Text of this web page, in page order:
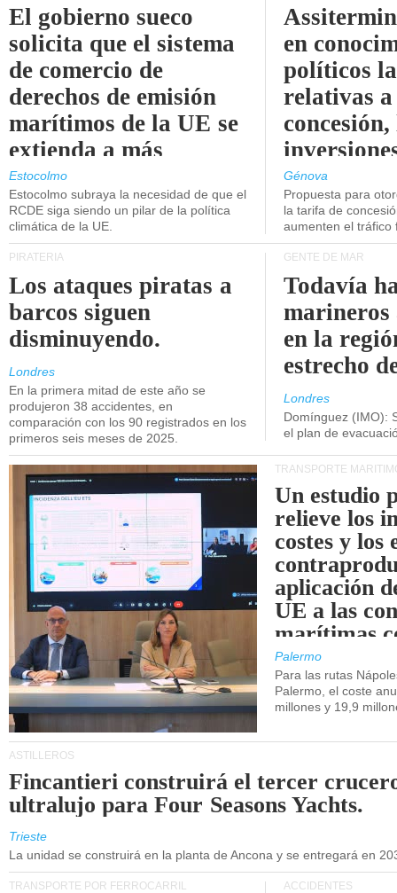
El gobierno sueco
solicita que el sistema
de comercio de
derechos de emisión
marítimos de la UE se
extienda a más
buques.
Estocolmo
Estocolmo subraya la necesidad de que el
RCDE siga siendo un pilar de la política
climática de la UE.
en
políticos
relativas a
concesión,
Génova
Propuesta para
la tarifa de
aumenten el tráfico
PIRATERÍA
Los ataques piratas a
barcos siguen
disminuyendo.
Londres
En la primera mitad de este año se
produjeron 38 accidentes, en
comparación con los 90 registrados en los
primeros seis meses de 2025.
GENTE DE MAR
Todavía
marineros
en la
estrecho
Londres
Domínguez (IMO):
el plan de
TRANSPORTE
Un estudio
relieve los
costes y los
aplicación
UE a las
marítimas
de Sicilia.
Palermo
Para las rutas
Palermo, el coste
millones y 19,9
ASTILLEROS
Fincantieri construirá el tercer
ultralujo para Four Seasons Yachts.
Trieste
La unidad se construirá en la planta de Ancona y se entregará en
TRANSPORTE POR FERROCARRIL ACCIDENTES